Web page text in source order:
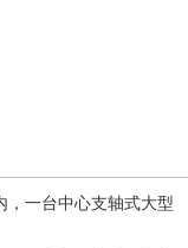
一台中心支轴式大型